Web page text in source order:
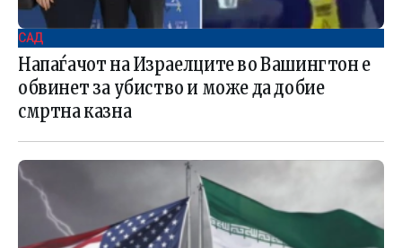
САД
Напаѓачот на Израелците во Вашингтон е
обвинет за убиство и може да добие
смртна казна